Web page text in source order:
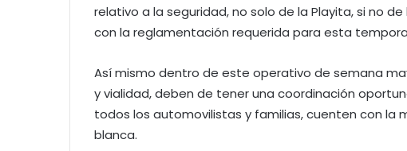
relativo a la seguridad, no solo de la Playita, si no
con la reglamentación requerida para esta
Así mismo dentro de este operativo de semana
y vialidad, deben de tener una coordinación
todos los automovilistas y familias, cuenten con la
blanca.